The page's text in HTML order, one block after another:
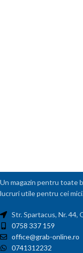
Un magazin pentru toate
lucruri utile pentru cei
Str. Spartacus, Nr. 44,
0758 337 159
office@grab-online.ro
0741312232